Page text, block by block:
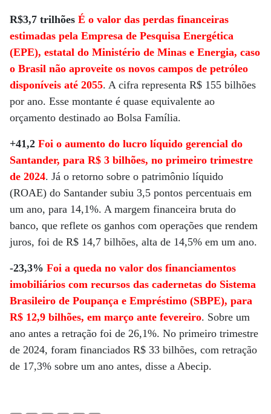
R$3,7 trilhões É o valor das perdas financeiras
estimadas pela Empresa de Pesquisa Energética
(EPE), estatal do Ministério de Minas e Energia, caso
o Brasil não aproveite os novos campos de petróleo
disponíveis até 2055. A cifra representa R$ 155 bilhões
por ano. Esse montante é quase equivalente ao
orçamento destinado ao Bolsa Família.
+41,2 Foi o aumento do lucro líquido gerencial do
Santander, para R$ 3 bilhões, no primeiro trimestre
de 2024. Já o retorno sobre o patrimônio líquido
(ROAE) do Santander subiu 3,5 pontos percentuais em
um ano, para 14,1%. A margem financeira bruta do
banco, que reflete os ganhos com operações que rendem
juros, foi de R$ 14,7 bilhões, alta de 14,5% em um ano.
-23,3% Foi a queda no valor dos financiamentos
imobiliários com recursos das cadernetas do Sistema
Brasileiro de Poupança e Empréstimo (SBPE), para
R$ 12,9 bilhões, em março ante fevereiro. Sobre um
ano antes a retração foi de 26,1%. No primeiro trimestre
de 2024, foram financiados R$ 33 bilhões, com retração
de 17,3% sobre um ano antes, disse a Abecip.